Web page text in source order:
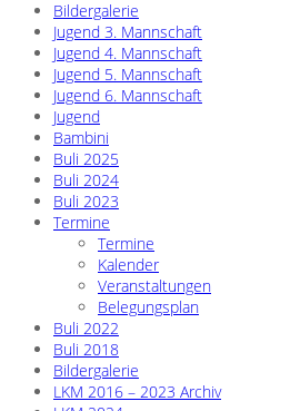
Bildergalerie
Jugend 3. Mannschaft
Jugend 4. Mannschaft
Jugend 5. Mannschaft
Jugend 6. Mannschaft
Jugend
Bambini
Buli 2025
Buli 2024
Buli 2023
Termine
Termine
Kalender
Veranstaltungen
Belegungsplan
Buli 2022
Buli 2018
Bildergalerie
LKM 2016 – 2023 Archiv